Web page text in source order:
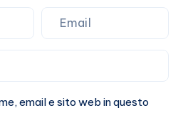
email e sito web in questo